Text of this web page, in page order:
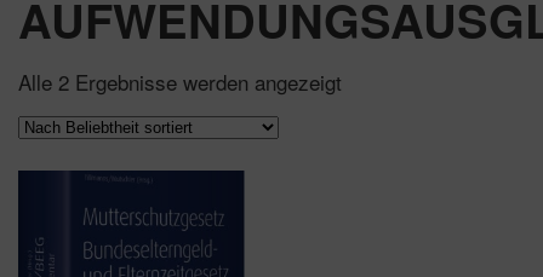
Alle 2 Ergebnisse werden angezeigt